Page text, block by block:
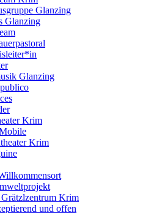
Glanzing
Glanzing
Glanzing
Krim
Krim
Krim
und offen